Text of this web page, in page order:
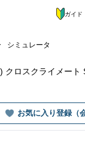
シミュレータ
ガイド
クロスクライメート
お気に入り登録（